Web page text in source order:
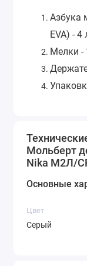
Азбука
ЕVA) -
Мелки -
Мольберт
Nika М2Л/
Основные
Цвет
Серый